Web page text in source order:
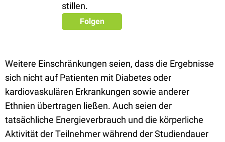
stillen.
Folgen
Weitere Einschränkungen seien, dass die Ergebnisse
sich nicht auf Patienten mit Diabetes oder
kardiovaskulären Erkrankungen sowie anderer
Ethnien übertragen ließen. Auch seien der
tatsächliche Energieverbrauch und die körperliche
Aktivität der Teilnehmer während der Studiendauer